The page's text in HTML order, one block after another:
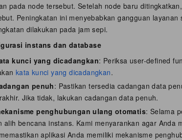
pada node tersebut. Setelah node baru
Peningkatan ini menyebabkan gangguan
dilakukan pada jam sepi.
instans dan database
kunci yang dicadangkan: Periksa user-defined
kata kunci yang dicadangkan.
penuh: Pastikan tersedia cadangan data
Jika tidak, lakukan cadangan data penuh.
penghubungan ulang otomatis: Selama
alih bencana instans. Kami menyarankan agar Anda
aplikasi Anda memiliki mekanisme